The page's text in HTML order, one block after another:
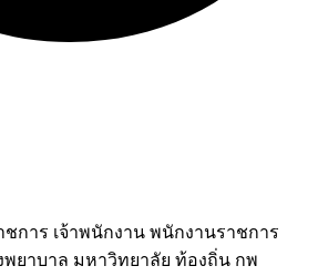
การ เจ้าพนักงาน พนักงานราชการ
พยาบาล มหาวิทยาลัย ท้องถิ่น กพ